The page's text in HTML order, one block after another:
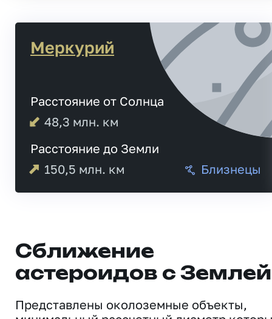
Меркурий
Расстояние от Солнца
48,3 млн. км
Расстояние до Земли
150,5 млн. км Близнецы
Сближение
астероидов с Землей
Представлены околоземные объекты,